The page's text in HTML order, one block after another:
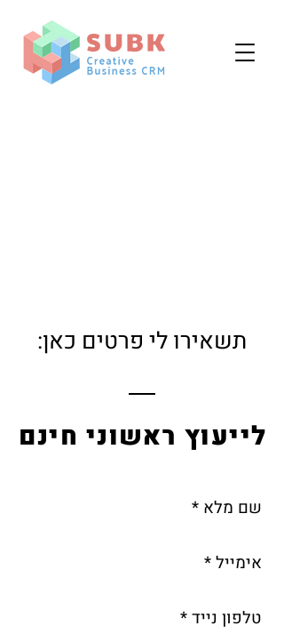
תשאירו לי פרטים כאן:
לייעוץ ראשוני חינם